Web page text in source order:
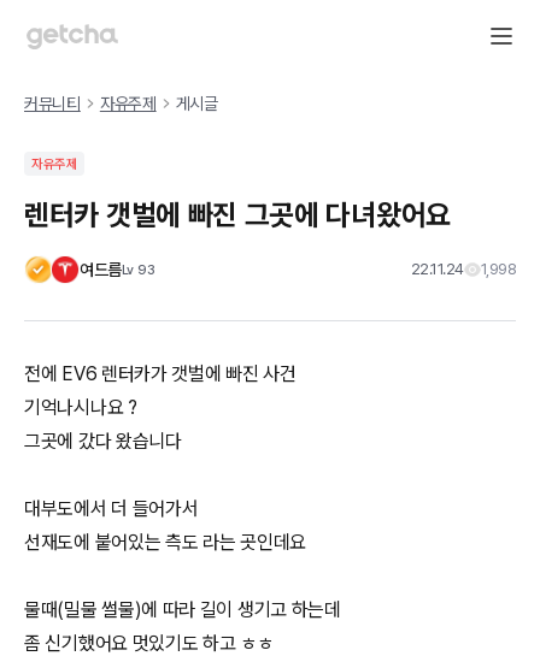
커뮤니티 자유주제 게시글
자유주제
렌터카 갯벌에 빠진 그곳에 다녀왔어요
여드름Lv 93 22.11.24 1,998
전에 EV6 렌터카가 갯벌에 빠진 사건
기억나시나요 ?
그곳에 갔다 왔습니다
대부도에서 더 들어가서
선재도에 붙어있는 측도 라는 곳인데요
물때(밀물 썰물)에 따라 길이 생기고 하는데
좀 신기했어요 멋있기도 하고 ㅎㅎ